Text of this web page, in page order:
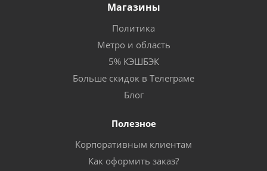
Магазины
Политика
Метро и область
5% КЭШБЭК
Больше скидок в Телеграме
Блог
Полезное
Корпоративным клиентам
Как оформить заказ?